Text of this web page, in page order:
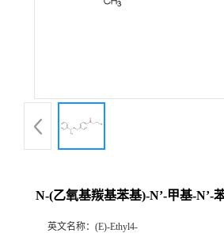
N-(乙氧基羰基苯基)-N’-甲基-N’-
英文名称： (E)-Ethyl4-